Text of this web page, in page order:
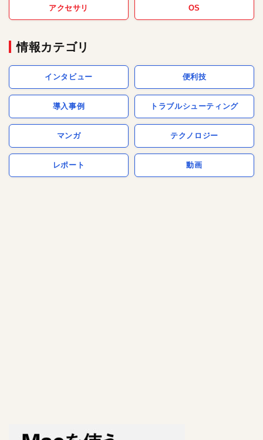
アクセサリ OS
情報カテゴリ
インタビュー 便利技
導入事例 トラブルシューティング
マンガ テクノロジー
レポート 動画